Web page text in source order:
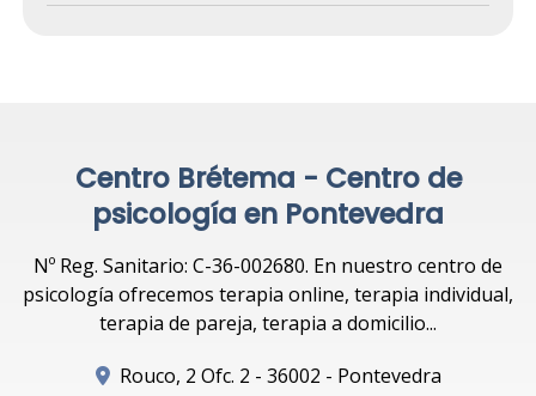
Centro Brétema - Centro de
psicología en Pontevedra
Nº Reg. Sanitario: C-36-002680. En nuestro centro de
psicología ofrecemos terapia online, terapia individual,
terapia de pareja, terapia a domicilio...
Rouco, 2 Ofc. 2 - 36002 - Pontevedra